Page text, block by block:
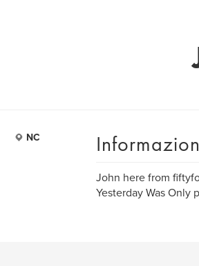
NC
John here from
Yesterday Was Only